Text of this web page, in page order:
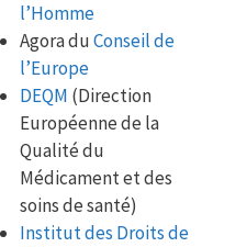
l’Homme
Agora duConseil de
l’Europe
DEQM (Direction
Européenne de la
Qualité du
Médicament et des
soins de santé)
Institut des Droits de